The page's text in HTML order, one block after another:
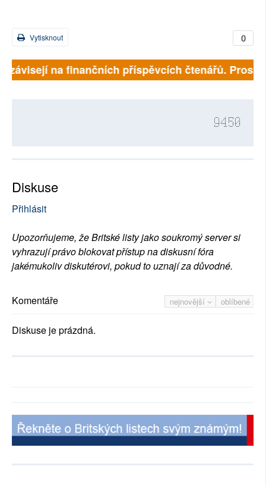
0
Vytisknout
na finančních příspěvcích čtenářů.
9450
Diskuse
Přihlásit
Upozorňujeme, že Britské listy jako soukromý server si
vyhrazují právo blokovat přístup na diskusní fóra
jakémukoliv diskutérovi, pokud to uznají za důvodné.
nejnovější oblíbené
Komentáře
Diskuse je prázdná.